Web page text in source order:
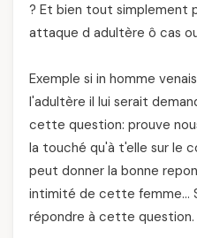
? Et bien tout simplement
attaque d adultère ô cas
Exemple si in homme
l'adultère il lui serait
cette question: prouve
la touché qu'à t'elle sur le
peut donner la bonne
intimité de cette femme…
répondre à cette question.